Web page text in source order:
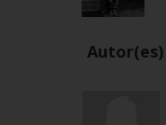
Autor(es)